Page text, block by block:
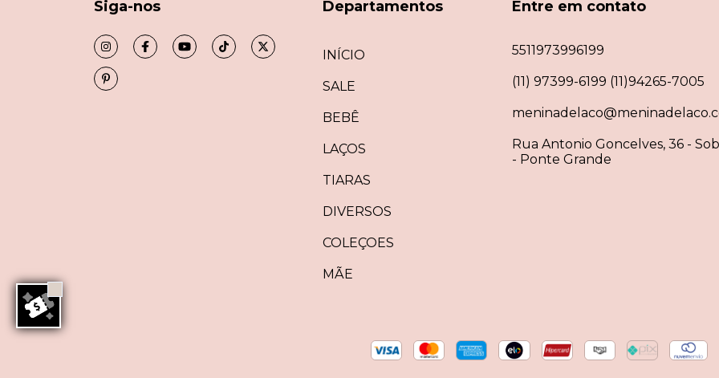
Siga-nos Departamentos
INÍCIO
SALE
BEBÊ
LAÇOS
TIARAS
DIVERSOS
COLEÇOES
MÃE
Entre em contato
5511973996199
(11) 97399-6199 (11)94265-7005
Rua Antonio Goncelves, 36 -
- Ponte Grande